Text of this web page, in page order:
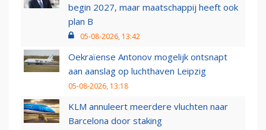
begin 2027, maar maatschappij heeft ook
plan B
05-08-2026, 13:42
Oekraïense Antonov mogelijk ontsnapt
aan aanslag op luchthaven Leipzig
05-08-2026, 13:18
KLM annuleert meerdere vluchten naar
Barcelona door staking